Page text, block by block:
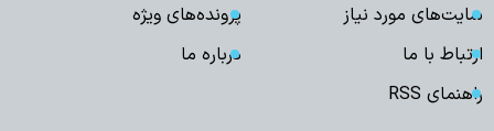
سایت‌های مورد نیاز
پرونده‌های ویژه
ارتباط با ما
درباره ما
راهنمای RSS